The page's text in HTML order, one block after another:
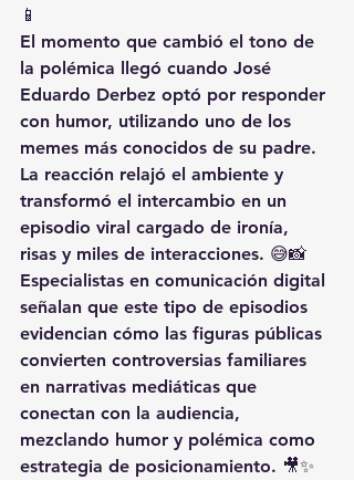
📱
El momento que cambió el tono de
la polémica llegó cuando José
Eduardo Derbez optó por responder
con humor, utilizando uno de los
memes más conocidos de su padre.
La reacción relajó el ambiente y
transformó el intercambio en un
episodio viral cargado de ironía,
risas y miles de interacciones. 😅📸
Especialistas en comunicación digital
señalan que este tipo de episodios
evidencian cómo las figuras públicas
convierten controversias familiares
en narrativas mediáticas que
conectan con la audiencia,
mezclando humor y polémica como
estrategia de posicionamiento. 🎥✨